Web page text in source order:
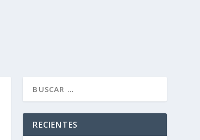
RECIENTES